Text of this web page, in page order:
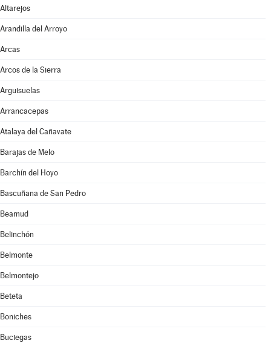
Altarejos
Arandilla del Arroyo
Arcas
Arcos de la Sierra
Arguisuelas
Arrancacepas
Atalaya del Cañavate
Barajas de Melo
Barchín del Hoyo
Bascuñana de San Pedro
Beamud
Belinchón
Belmonte
Belmontejo
Beteta
Boniches
Buciegas